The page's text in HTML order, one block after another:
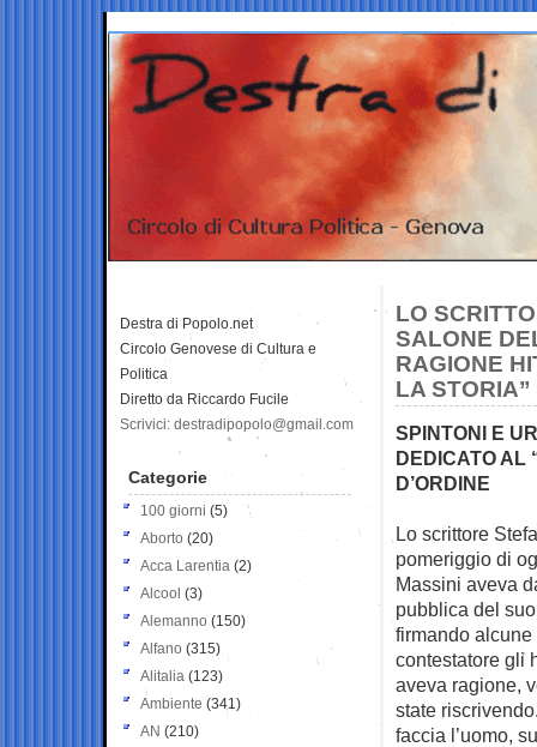
LO
SALONE
RAGIONE
LA STORIA”
SPINTONI E
DEDICATO AL
D’ORDINE
Lo scrittore
pomeriggio di
Massini aveva
pubblica del
firmando alcune
contestatore gli
aveva ragione,
state
faccia l’uomo,
Destra di Popolo.net
Circolo Genovese di Cultura e
Politica
Diretto da Riccardo Fucile
Scrivici: destradipopolo@gmail.com
Categorie
100 giorni (5)
Aborto (20)
Acca Larentia (2)
Alcool (3)
Alemanno (150)
Alfano (315)
Alitalia (123)
Ambiente (341)
AN (210)